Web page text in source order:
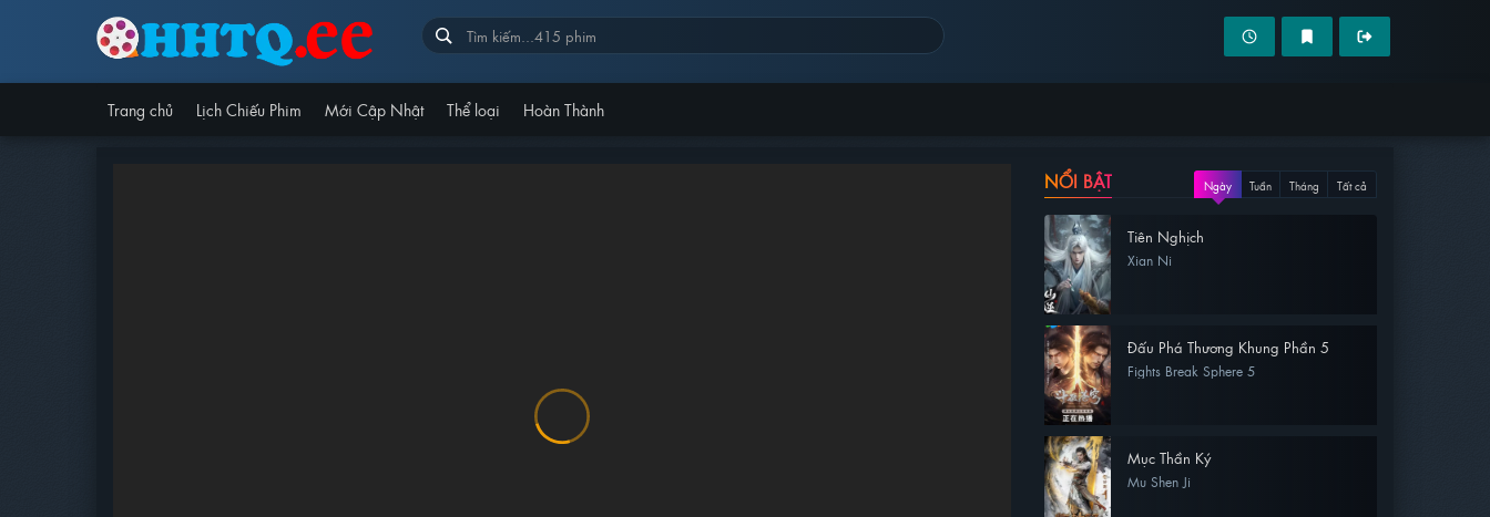
Trang chủ Lịch Chiếu Phim Mới Cập Nhật Thể loại Hoàn Thành
NỔI BẬT Ngày Tuần Tháng Tất cả
Tiên Nghịch
Xian Ni
Đấu Phá Thương Khung Phần 5
Fights Break Sphere 5
Mục Thần Ký
Mu Shen Ji